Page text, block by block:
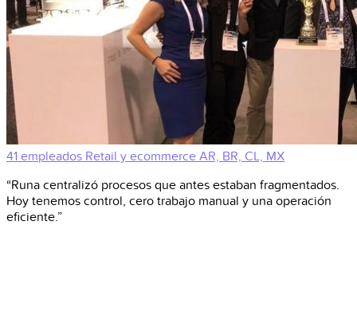
41 empleados Retail y ecommerce AR, BR, CL, MX
“Runa centralizó procesos que antes estaban fragmentados.
Hoy tenemos control, cero trabajo manual y una operación
eficiente.”